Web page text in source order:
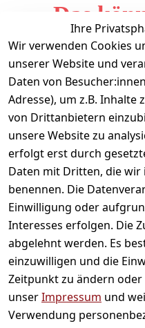
Das
Ihre
Wir verwenden Cookies
unserer Website und
Daten von
Adresse), um z.B. Inhalte
von Drittanbietern
unsere Website zu
erfolgt erst durch
Daten mit Dritten, die wir
benennen. Die
Einwilligung oder
Interesses erfolgen. Die
abgelehnt werden. Es
einzuwilligen und die
Zeitpunkt zu ändern
unserImpressum und
Verwendung
Informationen
Mein Konto
Vertrag widerrufen
Unternehmen